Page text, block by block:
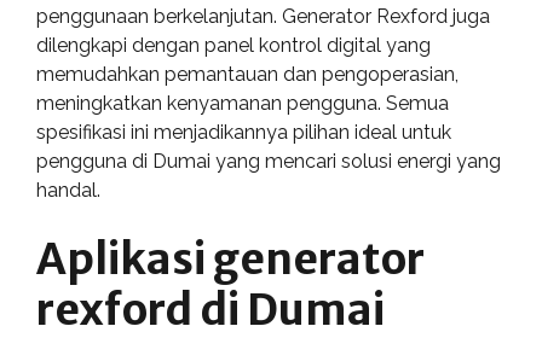
penggunaan berkelanjutan. Generator Rexford juga
dilengkapi dengan panel kontrol digital yang
memudahkan pemantauan dan pengoperasian,
meningkatkan kenyamanan pengguna. Semua
spesifikasi ini menjadikannya pilihan ideal untuk
pengguna di Dumai yang mencari solusi energi yang
handal.
Aplikasi generator
rexford di Dumai